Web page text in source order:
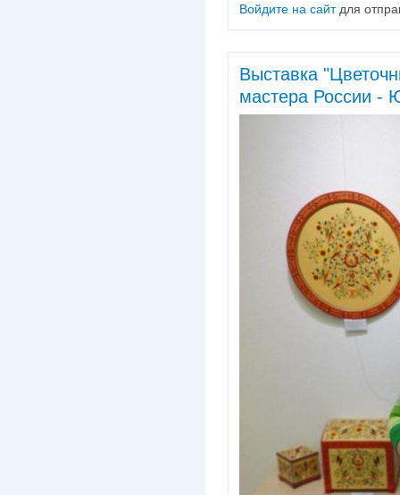
Войдите на сайтдля
Выставка
мастера России -